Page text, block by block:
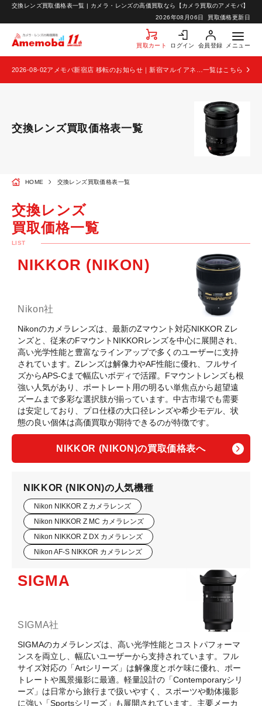
2026年08月06日 買取価格更新日
交換レンズ買取価格表一覧 | カメラ・レンズの高価買取なら【カメラ買取のアメモバ】
買取カート ログイン 会員登録 メニュー
お問い合わせ
2026-08-02 一覧はこちら
交換レンズ買取価格表一覧
HOME 交換レンズ買取価格表一覧
交換レンズ
買取価格一覧
LIST
NIKKOR (NIKON)
Nikon社
Nikonのカメラレンズは、最新のZマウント対応NIKKOR Zレ
ンズと、従来のFマウントNIKKORレンズを中心に展開され、
高い光学性能と豊富なラインアップで多くのユーザーに支持
されています。Zレンズは解像力やAF性能に優れ、フルサイ
ズからAPS-Cまで幅広いボディで活躍。Fマウントレンズも根
強い人気があり、ポートレート用の明るい単焦点から超望遠
ズームまで多彩な選択肢が揃っています。中古市場でも需要
は安定しており、プロ仕様の大口径レンズや希少モデル、状
態の良い個体は高価買取が期待できるのが特徴です。
NIKKOR (NIKON)の買取価格表へ
NIKKOR (NIKON)の人気機種
Nikon NIKKOR Z カメラレンズ
Nikon NIKKOR Z MC カメラレンズ
Nikon NIKKOR Z DX カメラレンズ
Nikon AF-S NIKKOR カメラレンズ
SIGMA
SIGMA社
SIGMAのカメラレンズは、高い光学性能とコストパフォーマ
ンスを両立し、幅広いユーザーから支持されています。フル
サイズ対応の「Artシリーズ」は解像度とボケ味に優れ、ポー
トレートや風景撮影に最適。軽量設計の「Contemporaryシリ
ーズ」は日常から旅行まで扱いやすく、スポーツや動体撮影
に強い「Sportsシリーズ」も展開されています。主要メーカ